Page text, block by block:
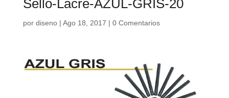
Sello-Lacre-AZUL-GRIS-20
por diseno| Ago 18, 2017 | 0 Comentarios